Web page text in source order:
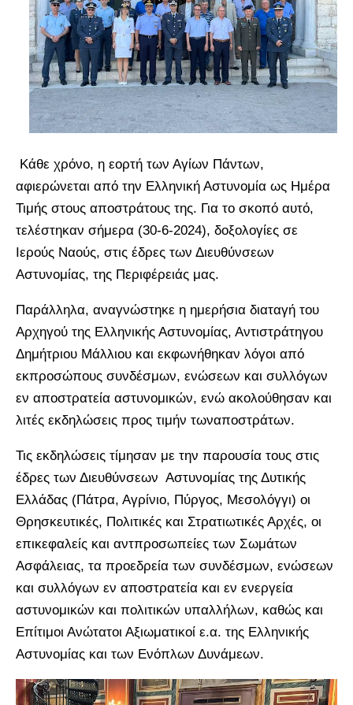
Κάθε χρόνο, η εορτή των Αγίων Πάντων,
αφιερώνεται από την Ελληνική Αστυνομία ως Ημέρα
Τιμής στους αποστράτους της. Για το σκοπό αυτό,
τελέστηκαν σήμερα (30-6-2024), δοξολογίες σε
Ιερούς Ναούς, στις έδρες των Διευθύνσεων
Αστυνομίας, της Περιφέρειάς μας.
Παράλληλα, αναγνώστηκε η ημερήσια διαταγή του
Αρχηγού της Ελληνικής Αστυνομίας, Αντιστράτηγου
Δημήτριου Μάλλιου και εκφωνήθηκαν λόγοι από
εκπροσώπους συνδέσμων, ενώσεων και συλλόγων
εν αποστρατεία αστυνομικών, ενώ ακολούθησαν και
λιτές εκδηλώσεις προς τιμήν τωναποστράτων.
Τις εκδηλώσεις τίμησαν με την παρουσία τους στις
έδρες των Διευθύνσεων Αστυνομίας της Δυτικής
Ελλάδας (Πάτρα, Αγρίνιο, Πύργος, Μεσολόγγι) οι
Θρησκευτικές, Πολιτικές και Στρατιωτικές Αρχές, οι
επικεφαλείς και αντπροσωπείες των Σωμάτων
Ασφάλειας, τα προεδρεία των συνδέσμων, ενώσεων
και συλλόγων εν αποστρατεία και εν ενεργεία
αστυνομικών και πολιτικών υπαλλήλων, καθώς και
Επίτιμοι Ανώτατοι Αξιωματικοί ε.α. της Ελληνικής
Αστυνομίας και των Ενόπλων Δυνάμεων.